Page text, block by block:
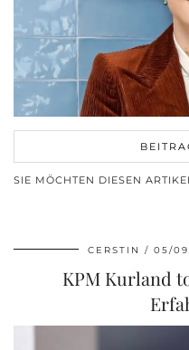
SIE MÖCHTEN DIESEN
CERSTIN 05/
KPM Kurland